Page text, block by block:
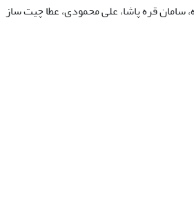
سامان قره پاشا، علی محمودی، عطا چیت ساز